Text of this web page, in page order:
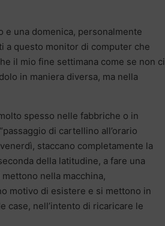
e una domenica, personalmente
a questo monitor di computer che
il mio fine settimana come se non ci
in maniera diversa, ma nella
spesso nelle fabbriche o in
di cartellino all’orario
staccano completamente la
della latitudine, a fare una
nella macchina,
motivo di esistere e si mettono in
case, nell’intento di ricaricare le